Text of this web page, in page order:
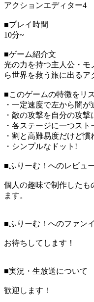
アクションエディター4
■プレイ時間
10分~
■ゲーム紹介文
光の力を持つ主人公・モ
ら世界を救う旅に出るア
■このゲームの特徴をリ
・一定速度で左から闇が
・敵の攻撃を自分の攻撃
・各ステージに一つス
・割と高難易度だけど
・シンプルなドット!
■ふりーむ！へのレビュ
個人の趣味で制作したも
ます。
■ふりーむ！へのファン
お待ちしてします！
■実況・生放送について
歓迎します！